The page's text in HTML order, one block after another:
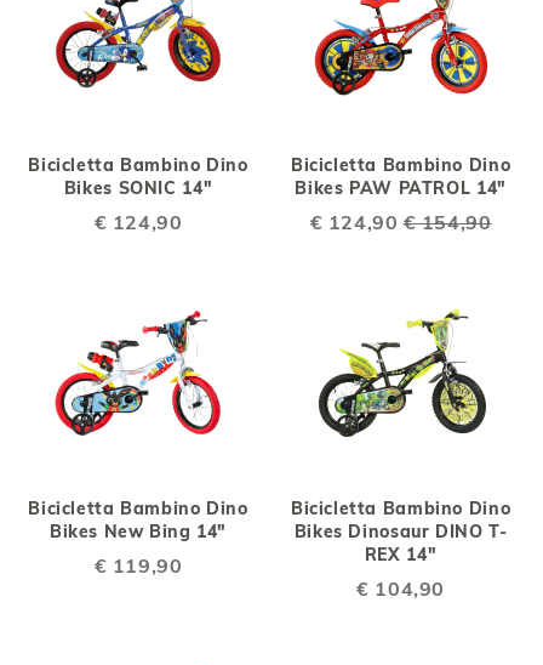
Bicicletta Bambino Dino
Bikes SONIC 14"
€ 124,90
Bicicletta Bambino Dino
Bikes PAW PATROL 14"
Special
€ 124,90 € 154,90
Bicicletta Bambino Dino
Bikes New Bing 14"
€ 119,90
Bicicletta Bambino Dino
Bikes Dinosaur DINO T-
REX 14"
€ 104,90